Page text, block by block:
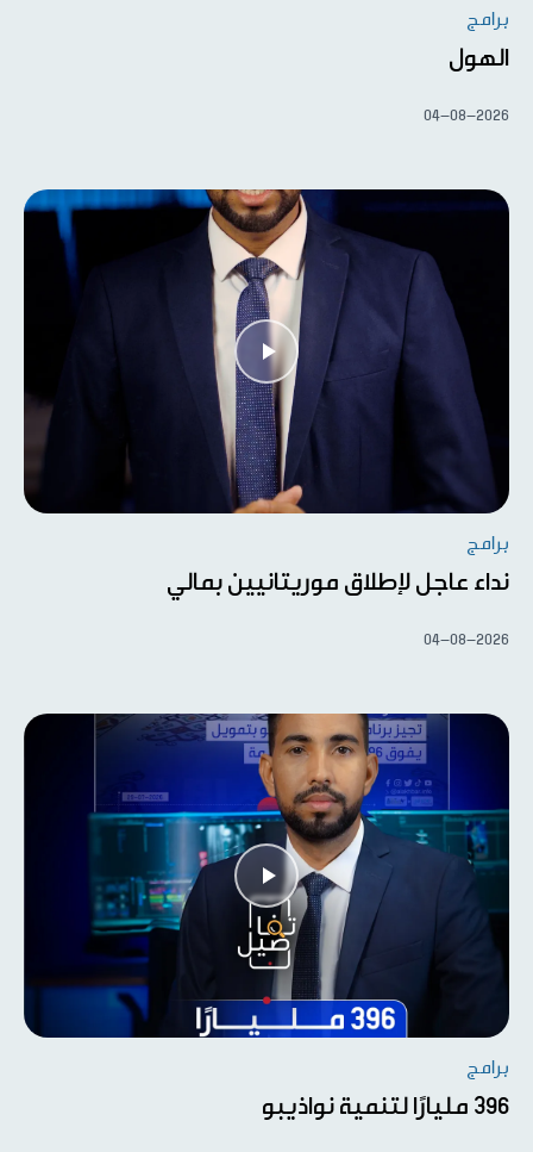
برامج
الهول
04-08-2026
برامج
نداء عاجل لإطلاق موريتانيين بمالي
04-08-2026
برامج
396 مليارًا لتنمية نواذيبو